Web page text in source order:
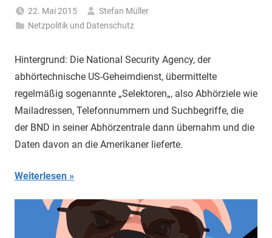
22. Mai 2015
Stefan Müller
Netzpolitik und Datenschutz
Hintergrund: Die National Security Agency, der
abhörtechnische US-Geheim­dienst, übermittelte
regelmäßig sogenannte „Selektoren„, also Abhör­ziele wie
Mail­adressen, Telefon­nummern und Suchbegriffe, die
der BND in seiner Ab­hörzentrale dann übernahm und die
Daten davon an die Amerikaner lieferte.
Weiterlesen